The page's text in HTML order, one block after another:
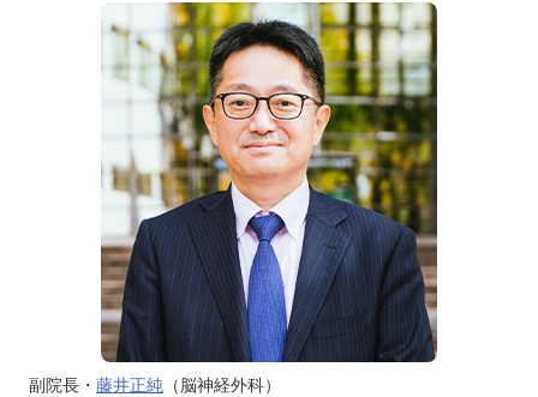
副院長・ 藤井正純 （脳神経外科）